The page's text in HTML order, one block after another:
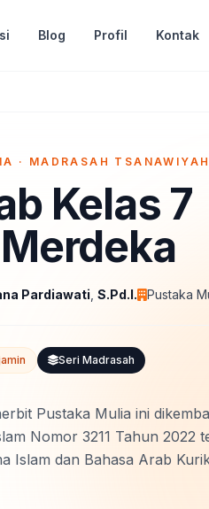
Blog Profil Kontak
· MADRASAH TSANAWIYAH
Kelas 7
Pardiawati S.Pd.I. Pustaka
Seri Madrasah
Pustaka Mulia ini
Nomor 3211 Tahun 2022
Islam dan Bahasa Arab